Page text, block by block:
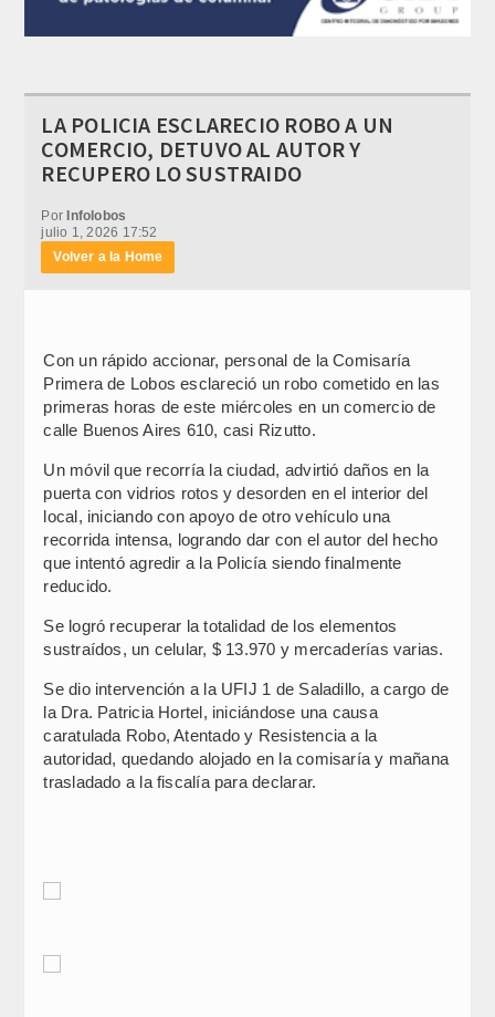
LA POLICIA ESCLARECIO ROBO A UN
COMERCIO, DETUVO AL AUTOR Y
RECUPERO LO SUSTRAIDO
PorInfolobos
julio 1, 2026 17:52
Volver a la Home
Con un rápido accionar, personal de la Comisaría
Primera de Lobos esclareció un robo cometido en las
primeras horas de este miércoles en un comercio de
calle Buenos Aires 610, casi Rizutto.
Un móvil que recorría la ciudad, advirtió daños en la
puerta con vidrios rotos y desorden en el interior del
local, iniciando con apoyo de otro vehículo una
recorrida intensa, logrando dar con el autor del hecho
que intentó agredir a la Policía siendo finalmente
reducido.
Se logró recuperar la totalidad de los elementos
sustraídos, un celular, $ 13.970 y mercaderías varias.
Se dio intervención a la UFIJ 1 de Saladillo, a cargo de
la Dra. Patricia Hortel, iniciándose una causa
caratulada Robo, Atentado y Resistencia a la
autoridad, quedando alojado en la comisaría y mañana
trasladado a la fiscalía para declarar.